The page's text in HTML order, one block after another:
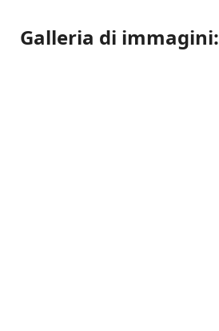
Galleria di immagini: